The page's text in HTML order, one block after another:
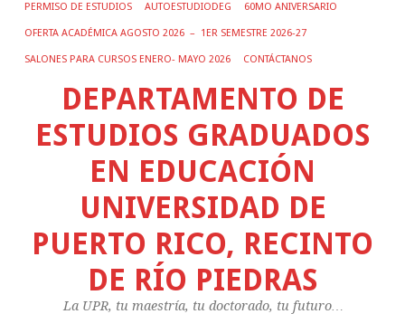
PERMISO DE ESTUDIOS AUTOESTUDIODEG 60MO ANIVERSARIO
OFERTA ACADÉMICA AGOSTO 2026 – 1ER SEMESTRE 2026-27
SALONES PARA CURSOS ENERO- MAYO 2026 CONTÁCTANOS
DEPARTAMENTO DE
ESTUDIOS GRADUADOS
EN EDUCACIÓN
UNIVERSIDAD DE
PUERTO RICO, RECINTO
DE RÍO PIEDRAS
La UPR, tu maestría, tu doctorado, tu futuro…